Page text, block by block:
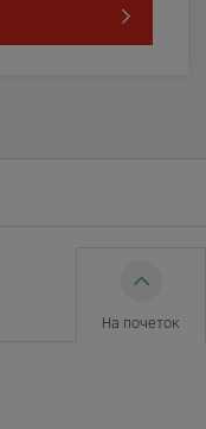
На почеток